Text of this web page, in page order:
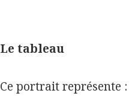
Le tableau
Ce portrait représente :